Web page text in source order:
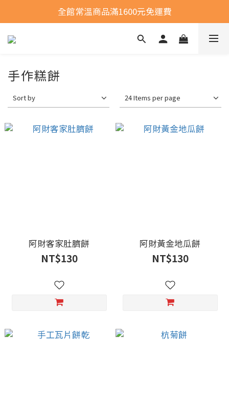
全館常溫商品滿1600元免運費
全館常溫商品滿1600元免運費
選購商品運費問題
手作糕餅
Sort by 24 Items per page
阿財客家肚臍餅
NT$130
阿財黃金地瓜餅
NT$130